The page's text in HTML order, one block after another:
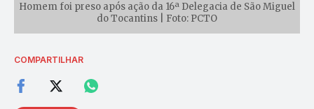
Homem foi preso após ação da 16ª Delegacia de São Miguel
do Tocantins | Foto: PCTO
COMPARTILHAR